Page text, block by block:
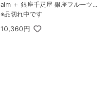
alm ＋ 銀座千疋屋 銀座フルーツフ
ィナンシェ 8個入
※品切れ中です
10,360円